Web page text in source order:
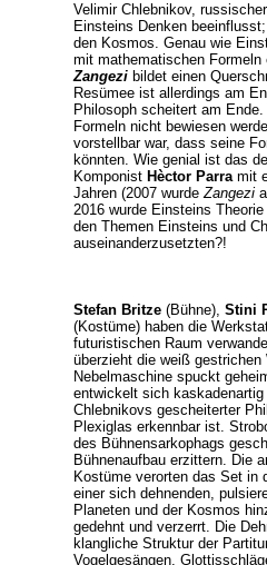
Velimir Chlebnikov,
Einsteins Denken
den Kosmos. Genau wie
mit mathematischen Formeln
Zangezibildet einen
Resümee ist allerdings am
Philosoph scheitert am
Formeln nicht bewiesen
vorstellbar war, dass seine
könnten. Wie genial ist das
Komponist Hèctor Parramit
Jahren (2007 wurdeZangezi
2016 wurde Einsteins
den Themen Einsteins und
auseinanderzusetzten?!
Stefan Britze(Bühne), Stini
(Kostüme) haben die
futuristischen Raum
überzieht die weiß
Nebelmaschine spuckt
entwickelt sich
Chlebnikovs gescheiterter
Plexiglas erkennbar ist.
des Bühnensarkophags
Bühnenaufbau erzittern. Die
Kostüme verorten das Set in
einer sich dehnenden,
Planeten und der Kosmos
gedehnt und verzerrt. Die
klangliche Struktur der
Vogelgesängen,